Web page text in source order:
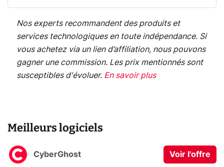
Nos experts recommandent des produits et
services technologiques en toute indépendance. Si
vous achetez via un lien d’affiliation, nous pouvons
gagner une commission. Les prix mentionnés sont
susceptibles d'évoluer. En savoir plus
Meilleurs logiciels
CyberGhost Voir l'offre